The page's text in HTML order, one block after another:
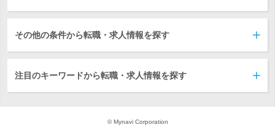
その他の条件から転職・求人情報を探す
注目のキーワードから転職・求人情報を探す
© Mynavi Corporation